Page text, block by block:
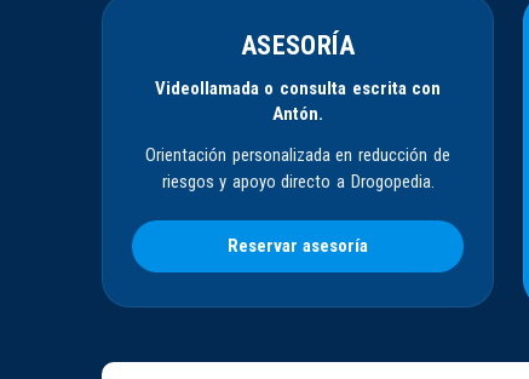
ASESORÍA
Videollamada o consulta escrita con
Antón.
Orientación personalizada en reducción de
riesgos y apoyo directo a Drogopedia.
Reservar asesoría